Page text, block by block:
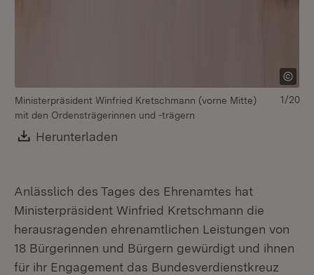
Ministerpräsident Winfried Kretschmann (vorne Mitte)
mit den Ordensträgerinnen und -trägern
Download:
Herunterladen
1/20
Anlässlich des Tages des Ehrenamtes hat
Ministerpräsident Winfried Kretschmann die
herausragenden ehrenamtlichen Leistungen von
18 Bürgerinnen und Bürgern gewürdigt und ihnen
für ihr Engagement das Bundesverdienstkreuz